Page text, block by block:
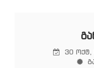
30 ოქტ,